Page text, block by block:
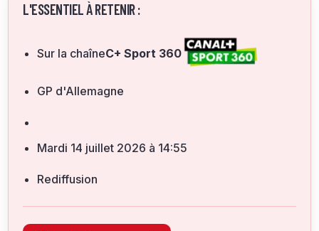
L'ESSENTIEL À RETENIR :
Sur la chaîneC+ Sport 360
GP d'Allemagne
mardi 14 juillet 2026 à 14:55
Rediffusion